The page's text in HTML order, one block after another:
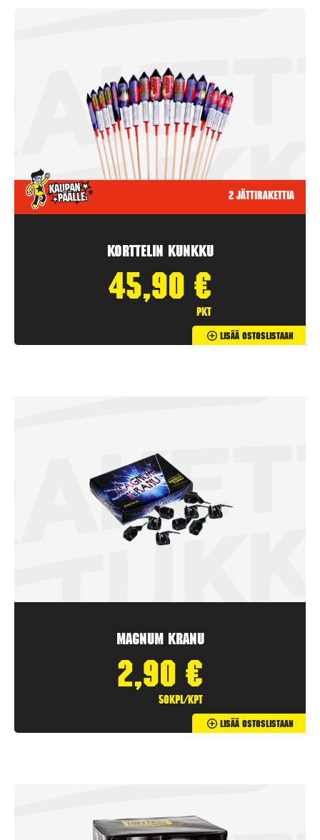
2 jättirakettia
Korttelin kunkku
45,90 €
pkt
Lisää Ostoslistaan
Magnum Kranu
2,90 €
50kpl/kpt
Lisää Ostoslistaan